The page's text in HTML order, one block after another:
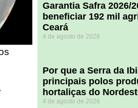
Garantia Safra 2026/
beneficiar 192 mil
Ceará
4 de agosto de 2026
Por que a Serra da
principais polos
hortaliças do
4 de agosto de 2026